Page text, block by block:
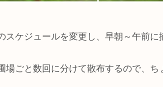
スケジュールを変更し、早朝～午前に
場ごと数回に分けて散布するので、